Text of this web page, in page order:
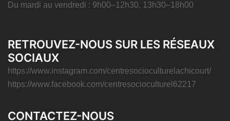
Du mardi au vendredi : 9h00–12h30, 13h30–18h00
RETROUVEZ-NOUS SUR LES RÉSEAUX
SOCIAUX
https://www.instagram.com/centresocioculturelachicourt/
https://www.facebook.com/centresocioculturel62217
CONTACTEZ-NOUS